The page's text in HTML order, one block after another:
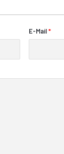
E-Mail *